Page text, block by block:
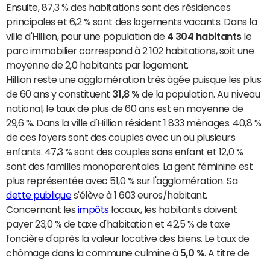
Ensuite, 87,3 % des habitations sont des résidences
principales et 6,2 % sont des logements vacants. Dans la
ville d'Hillion, pour une population de 4 304 habitantsle
parc immobilier correspond à 2 102 habitations, soit une
moyenne de 2,0 habitants par logement.
Hillion reste une agglomération très âgée puisque les plus
de 60 ans y constituent 31,8 % de la population. Au niveau
national, le taux de plus de 60 ans est en moyenne de
29,6 %. Dans la ville d'Hillion résident 1 833 ménages. 40,8 %
de ces foyers sont des couples avec un ou plusieurs
enfants. 47,3 % sont des couples sans enfant et 12,0 %
sont des familles monoparentales. La gent féminine est
plus représentée avec 51,0 % sur l'agglomération. Sa
dette publiques'élève à 1 603 euros/habitant.
Concernant les impôtslocaux, les habitants doivent
payer 23,0 % de taxe d'habitation et 42,5 % de taxe
foncière d'après la valeur locative des biens. Le taux de
chômage dans la commune culmine à 5,0 % . A titre de